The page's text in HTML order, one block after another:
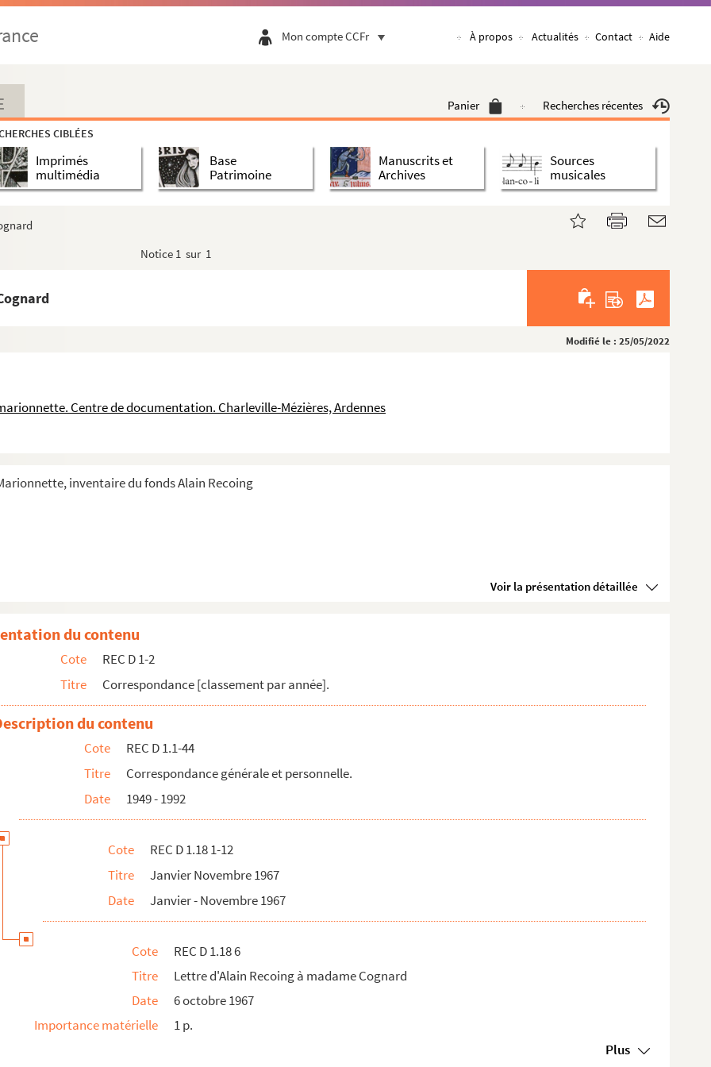
Mon compte CCFr À propos Actualités Contact Aide
Panier Recherches récentes
CIBLÉES
Imprimés
multimédia
Base
Patrimoine
Manuscrits et
Archives
Sources
musicales
Notice 1 sur 1
Modifié le : 25/05/2022
Centre de documentation. Charleville-Mézières, Ardennes
inventaire du fonds Alain Recoing
Voir la présentation détaillée
pour Alain Recoing
Recoing et programme de la maison de la culture d'Amiens
du syndicat national des arts de la marionnette et de l'animation
scolaires
marionnette pédagogique et du congrès de l'Union international ...
du contenu
Cote
REC D 1-2
Titre
Correspondance [classement par année].
du contenu
Cote
REC D 1.1-44
Titre
Correspondance générale et personnelle.
Date
1949 - 1992
Cote
REC D 1.18 1-12
Titre
Janvier Novembre 1967
Date
Janvier - Novembre 1967
Cote
REC D 1.18 6
Titre
Lettre d'Alain Recoing à madame Cognard
Date
6 octobre 1967
Importance matérielle
1 p.
Plus